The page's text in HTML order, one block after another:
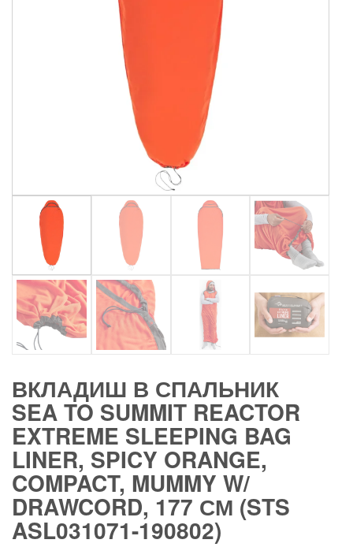
ВКЛАДИШ В СПАЛЬНИК
SEA TO SUMMIT REACTOR
EXTREME SLEEPING BAG
LINER, SPICY ORANGE,
COMPACT, MUMMY W/
DRAWCORD, 177 СМ (STS
ASL031071-190802)